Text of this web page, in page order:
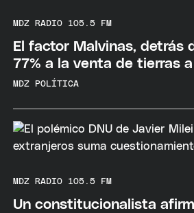
MDZ RADIO 105.5 FM
El factor Malvinas, detrás
77% a la venta de tierras
MDZ POLÍTICA
MDZ RADIO 105.5 FM
Un constitucionalista